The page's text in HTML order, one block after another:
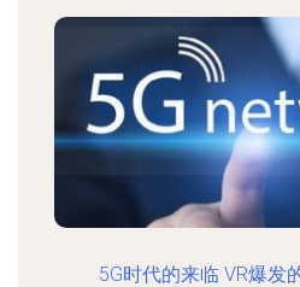
5G时代的来临 VR爆发